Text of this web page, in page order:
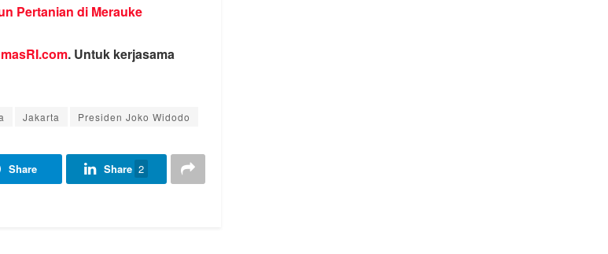
Pertanian di Merauke
. Untuk kerjasama
Jakarta Presiden Joko Widodo
Share Share 2